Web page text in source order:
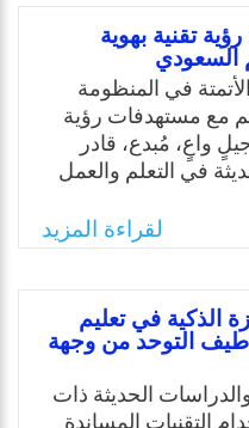
تقنية بهوية
السعودي
في المنظومة
مع مستهدفات رؤية
في بناء جيلٍ واعٍ، مُبدع، قادر
في التعلم والعمل
الوطنية، وتعزيز
التي تدعم
أصبح المعلم والأستاذ
هذا التحول،
التربية والقيم
للمملكة يُصنع
ولكنه يصنع
لقراءة المزيد
الذكية في تعليم
التوحد من وجهة
الحديثة ذات